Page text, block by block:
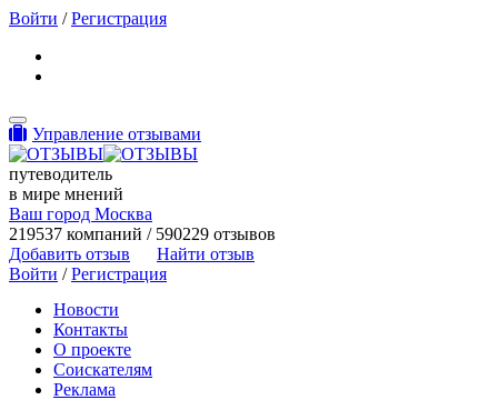
Войти /Регистрация
Toggle navigation
Управление отзывами
путеводитель
в мире мнений
Ваш город Москва
219537 компаний / 590229 отзывов
Добавить отзыв
Найти отзыв
Войти /Регистрация
Новости
Контакты
О проекте
Соискателям
Реклама